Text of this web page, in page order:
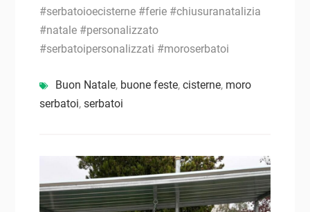
#serbatoioecisterne #ferie #chiusuranatalizia
#natale #personalizzato
#serbatoipersonalizzati #moroserbatoi
Buon Natale, buone feste, cisterne, moro
serbatoi, serbatoi